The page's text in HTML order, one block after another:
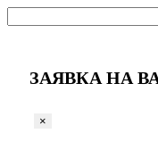
ЗАЯВКА НА
×